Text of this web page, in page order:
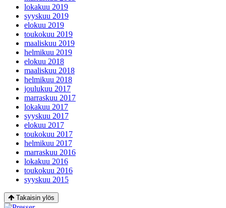
lokakuu 2019
syyskuu 2019
elokuu 2019
toukokuu 2019
maaliskuu 2019
helmikuu 2019
elokuu 2018
maaliskuu 2018
helmikuu 2018
joulukuu 2017
marraskuu 2017
lokakuu 2017
syyskuu 2017
elokuu 2017
toukokuu 2017
helmikuu 2017
marraskuu 2016
lokakuu 2016
toukokuu 2016
syyskuu 2015
Takaisin ylös